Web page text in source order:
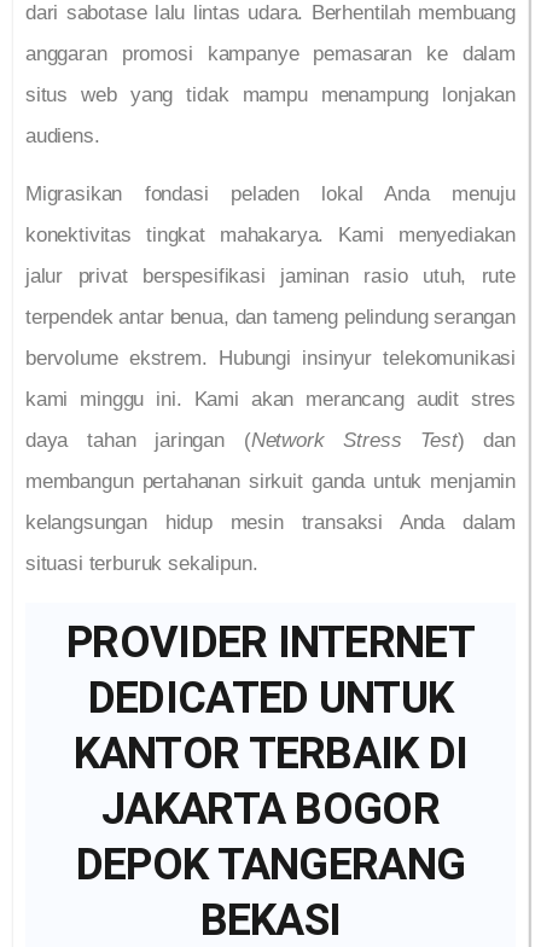
dari sabotase lalu lintas udara. Berhentilah membuang
anggaran promosi kampanye pemasaran ke dalam
situs web yang tidak mampu menampung lonjakan
audiens.
Migrasikan fondasi peladen lokal Anda menuju
konektivitas tingkat mahakarya. Kami menyediakan
jalur privat berspesifikasi jaminan rasio utuh, rute
terpendek antar benua, dan tameng pelindung serangan
bervolume ekstrem. Hubungi insinyur telekomunikasi
kami minggu ini. Kami akan merancang audit stres
daya tahan jaringan (Network Stress Test) dan
membangun pertahanan sirkuit ganda untuk menjamin
kelangsungan hidup mesin transaksi Anda dalam
situasi terburuk sekalipun.
PROVIDER INTERNET
DEDICATED UNTUK
KANTOR TERBAIK DI
JAKARTA BOGOR
DEPOK TANGERANG
BEKASI